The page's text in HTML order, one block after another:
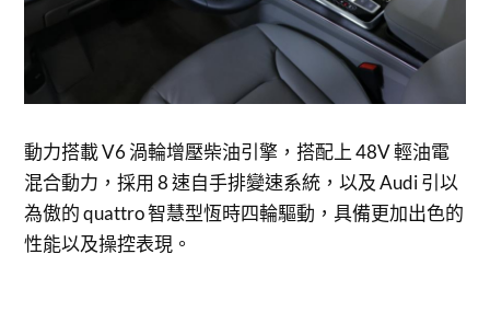
動力搭載 V6 渦輪增壓柴油引擎，搭配上 48V 輕油電
混合動力，採用 8 速自手排變速系統，以及 Audi 引以
為傲的 quattro 智慧型恆時四輪驅動，具備更加出色的
性能以及操控表現。